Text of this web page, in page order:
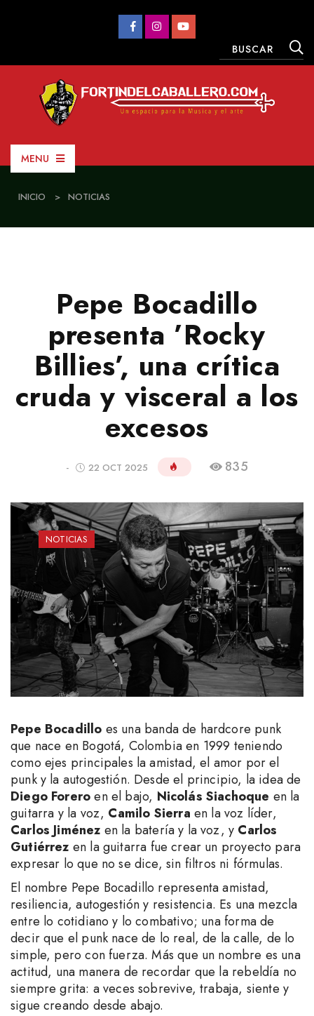
MENU
INICIO > NOTICIAS
Pepe Bocadillo
presenta ’Rocky
Billies’, una crítica
cruda y visceral a los
excesos
- 22 OCT 2025 835
NOTICIAS
Pepe Bocadillo es una banda de hardcore punk
que nace en Bogotá, Colombia en 1999 teniendo
como ejes principales la amistad, el amor por el
punk y la autogestión. Desde el principio, la idea de
Diego Foreroen el bajo, Nicolás Siachoque en la
guitarra y la voz, Camilo Sierra en la voz líder,
Carlos Jiménez en la batería y la voz, y Carlos
Gutiérrez en la guitarra fue crear un proyecto para
expresar lo que no se dice, sin filtros ni fórmulas.
El nombre Pepe Bocadillo representa amistad,
resiliencia, autogestión y resistencia. Es una mezcla
entre lo cotidiano y lo combativo; una forma de
decir que el punk nace de lo real, de la calle, de lo
simple, pero con fuerza. Más que un nombre es una
actitud, una manera de recordar que la rebeldía no
siempre grita: a veces sobrevive, trabaja, siente y
sigue creando desde abajo.